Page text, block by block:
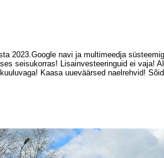
2023.Google navi ja multimeedja
seisukorras! Lisainvesteeringuid ei vaja!
Kaasa uueväärsed naelrehvid!